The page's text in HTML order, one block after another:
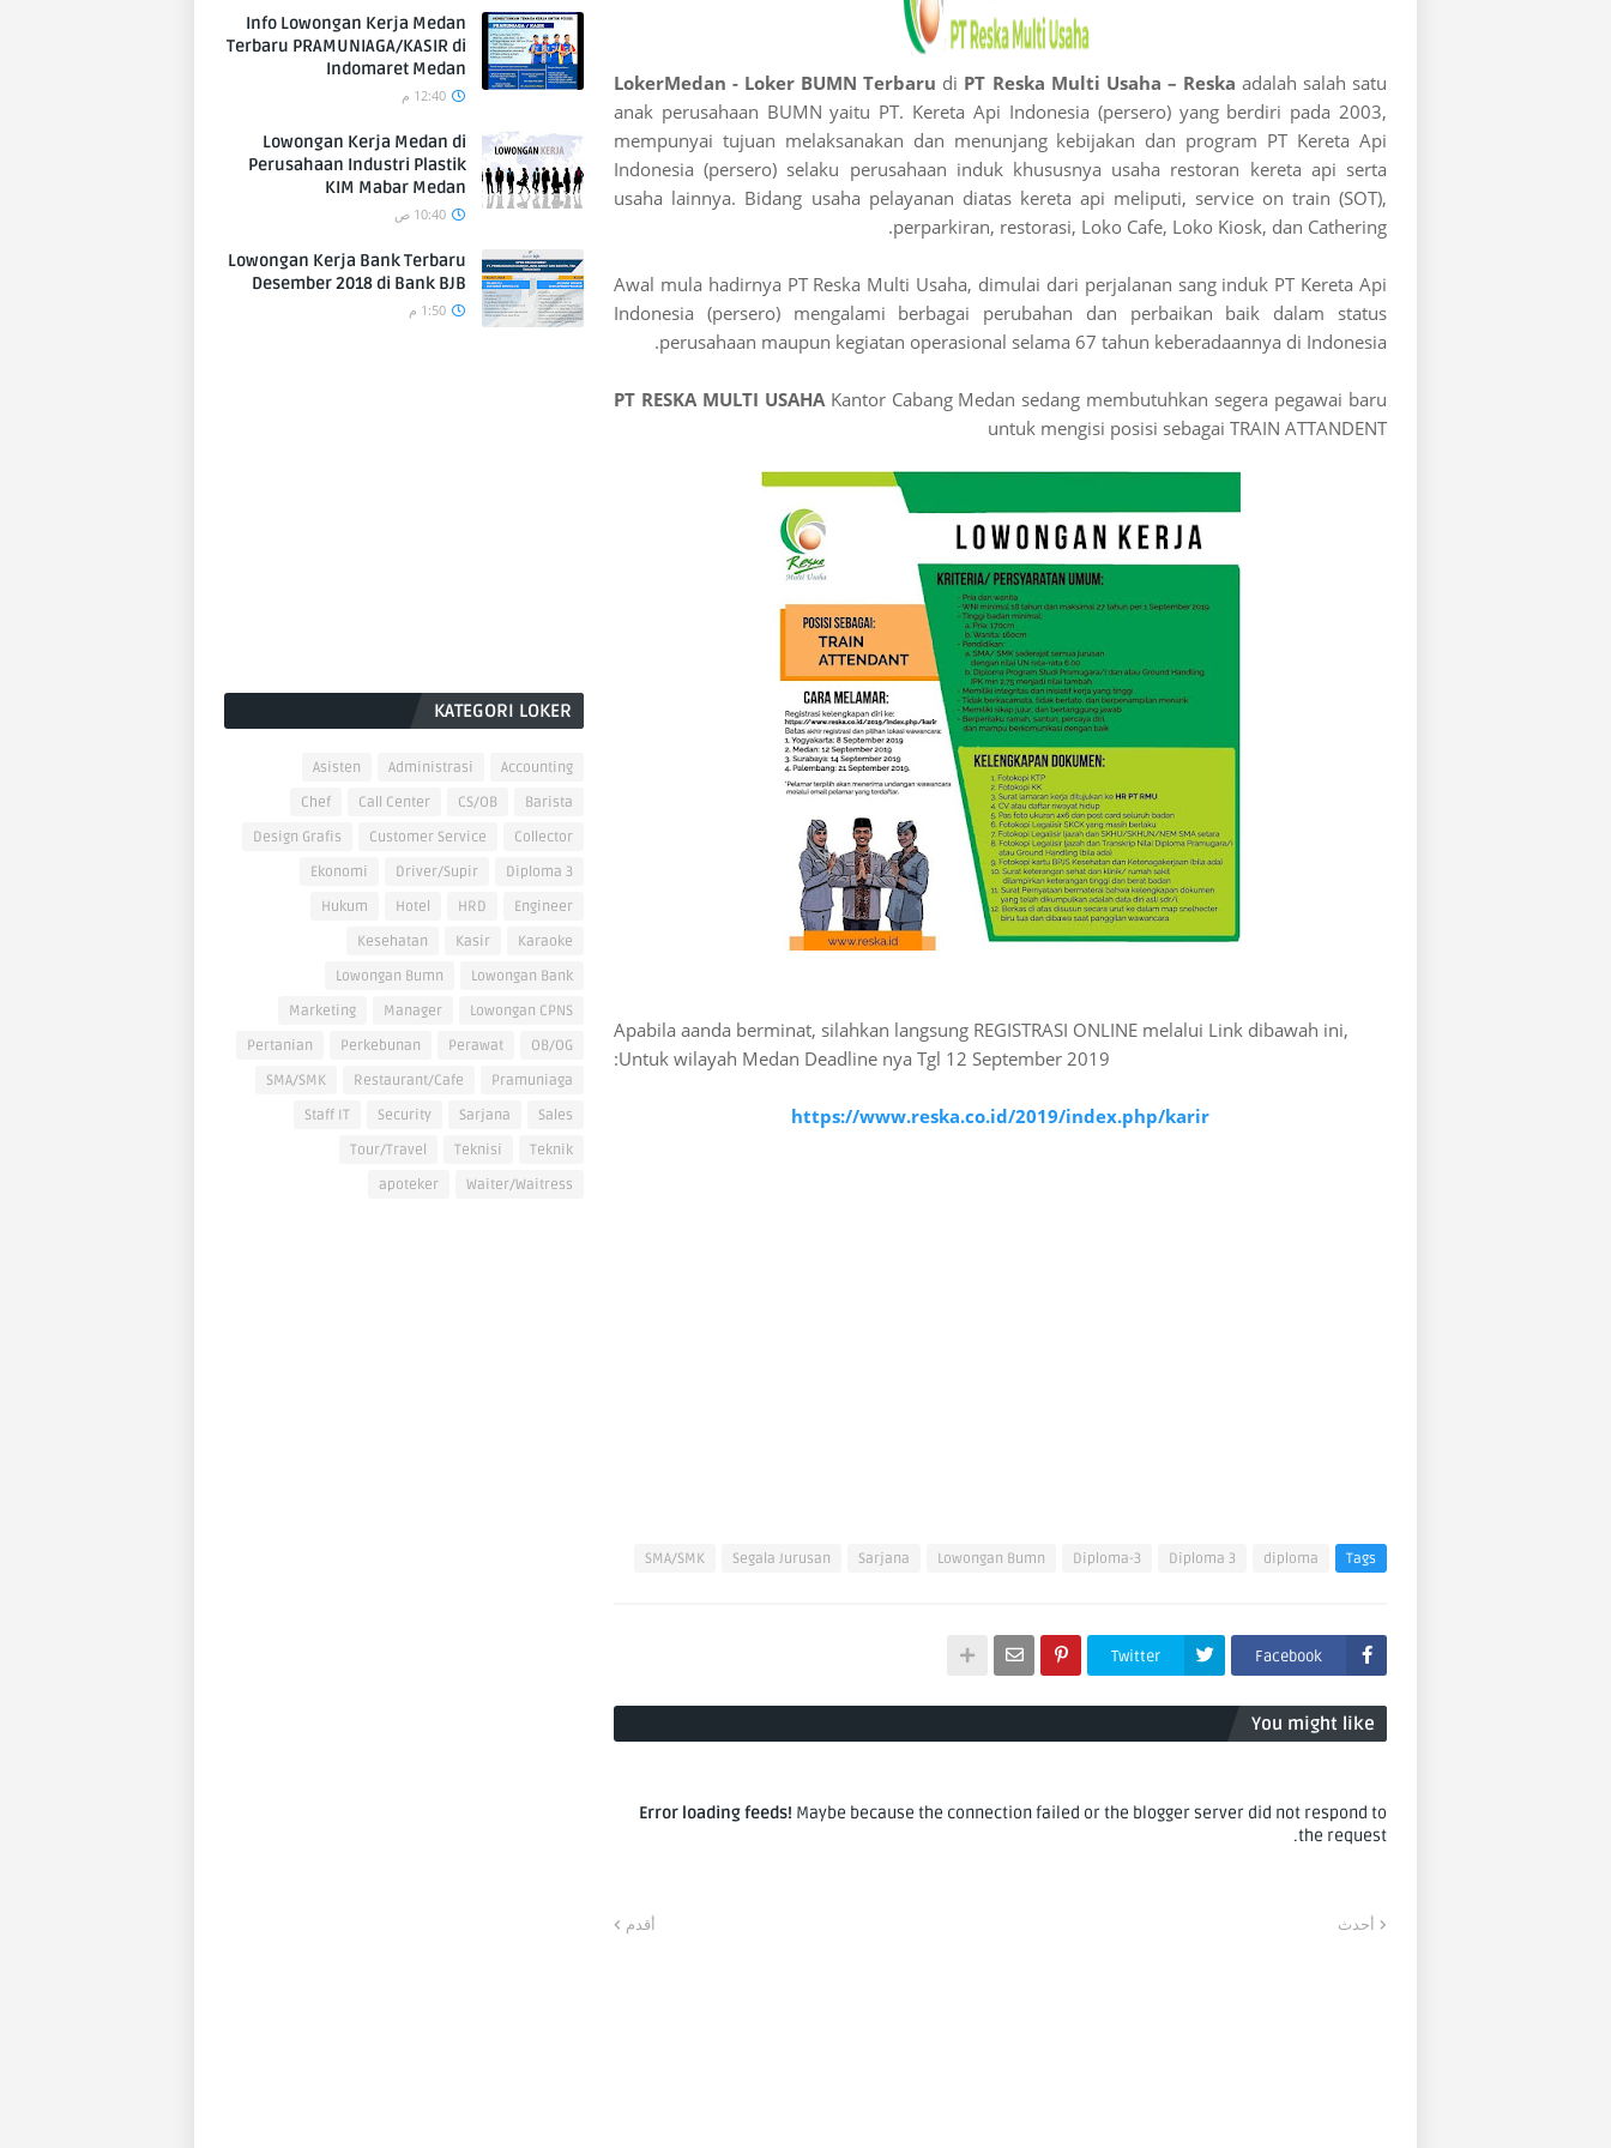
LokerMedan - Loker BUMN Terbaru di PT Reska Multi Usaha – Reska adalah salah satu
anak perusahaan BUMN yaitu PT. Kereta Api Indonesia (persero) yang berdiri pada 2003,
mempunyai tujuan melaksanakan dan menunjang kebijakan dan program PT Kereta Api
Indonesia (persero) selaku perusahaan induk khususnya usaha restoran kereta api serta
usaha lainnya. Bidang usaha pelayanan diatas kereta api meliputi, service on train (SOT),
perparkiran, restorasi, Loko Cafe, Loko Kiosk, dan Cathering.
Awal mula hadirnya PT Reska Multi Usaha, dimulai dari perjalanan sang induk PT Kereta Api
Indonesia (persero) mengalami berbagai perubahan dan perbaikan baik dalam status
perusahaan maupun kegiatan operasional selama 67 tahun keberadaannya di Indonesia.
PT RESKA MULTI USAHAKantor Cabang Medan sedang membutuhkan segera pegawai baru
untuk mengisi posisi sebagai TRAIN ATTANDENT
Apabila aanda berminat, silahkan langsung REGISTRASI ONLINE melalui Link dibawah ini,
Untuk wilayah Medan Deadline nya Tgl 12 September 2019:
https://www.reska.co.id/2019/index.php/karir
Tags
diploma
Diploma 3
Diploma-3
Lowongan Bumn
Sarjana
Segala Jurusan
SMA/SMK
Facebook
Twitter
You might like
Error loading feeds! Maybe because the connection failed or the blogger server did not respond to
the request.
أحدث أقدم
Info Lowongan Kerja Medan
Terbaru PRAMUNIAGA/KASIR di
Indomaret Medan
12:40 م
Lowongan Kerja Medan di
Perusahaan Industri Plastik
KIM Mabar Medan
10:40 ص
Lowongan Kerja Bank Terbaru
Desember 2018 di Bank BJB
1:50 م
KATEGORI LOKER
Accounting
Administrasi
Asisten
Barista
CS/OB
Call Center
Chef
Collector
Customer Service
Design Grafis
Diploma 3
Driver/Supir
Ekonomi
Engineer
HRD
Hotel
Hukum
Karaoke
Kasir
Kesehatan
Lowongan Bank
Lowongan Bumn
Lowongan CPNS
Manager
Marketing
OB/OG
Perawat
Perkebunan
Pertanian
Pramuniaga
Restaurant/Cafe
SMA/SMK
Sales
Sarjana
Security
Staff IT
Teknik
Teknisi
Tour/Travel
Waiter/Waitress
apoteker